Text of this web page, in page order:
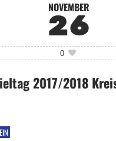
NOVEMBER
26
0
2017/2018